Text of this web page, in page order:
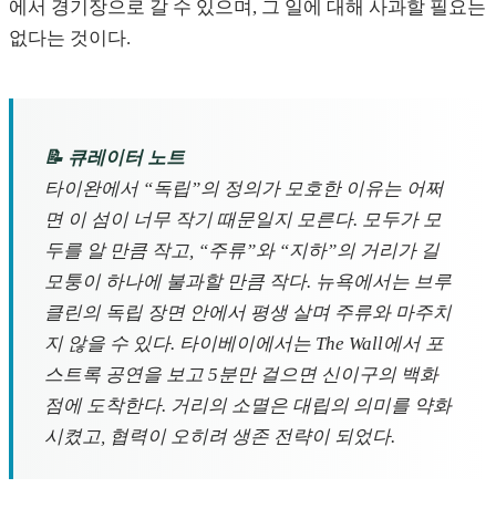
에서 경기장으로 갈 수 있으며, 그 일에 대해 사과할 필요는
없다는 것이다.
📝 큐레이터 노트
타이완에서 “독립”의 정의가 모호한 이유는 어쩌
면 이 섬이 너무 작기 때문일지 모른다. 모두가 모
두를 알 만큼 작고, “주류”와 “지하”의 거리가 길
모퉁이 하나에 불과할 만큼 작다. 뉴욕에서는 브루
클린의 독립 장면 안에서 평생 살며 주류와 마주치
지 않을 수 있다. 타이베이에서는 The Wall에서 포
스트록 공연을 보고 5분만 걸으면 신이구의 백화
점에 도착한다. 거리의 소멸은 대립의 의미를 약화
시켰고, 협력이 오히려 생존 전략이 되었다.